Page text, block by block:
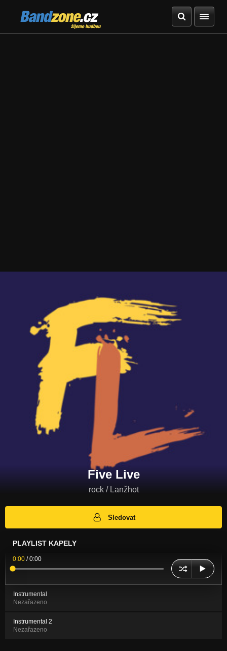
Bandzone.cz
žijeme hudbou
Five Live
rock / Lanžhot
Sledovat
PLAYLIST KAPELY
0:00 /0:00
Instrumental
Nezařazeno
Instrumental 2
Nezařazeno